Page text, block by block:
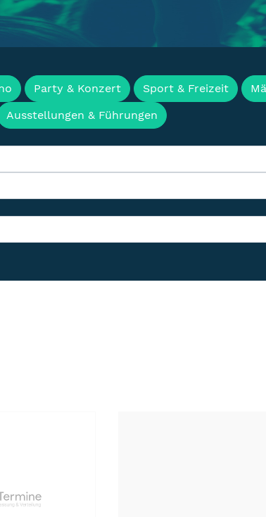
& Events
Party & Konzert Sport & Freizeit
Ausstellungen & Führungen